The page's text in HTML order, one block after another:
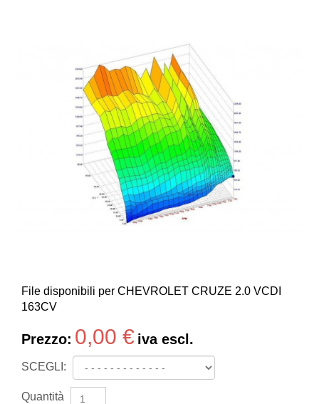
File disponibili per CHEVROLET CRUZE 2.0 VCDI
163CV
Prezzo: 0,00 € iva escl.
SCEGLI:
Quantità